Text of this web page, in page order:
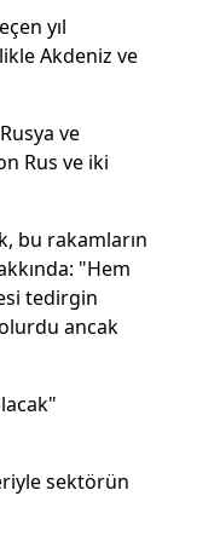
yıl
Akdeniz ve
ve
Rus ve iki
bu rakamların
"Hem
tedirgin
ancak
sektörün